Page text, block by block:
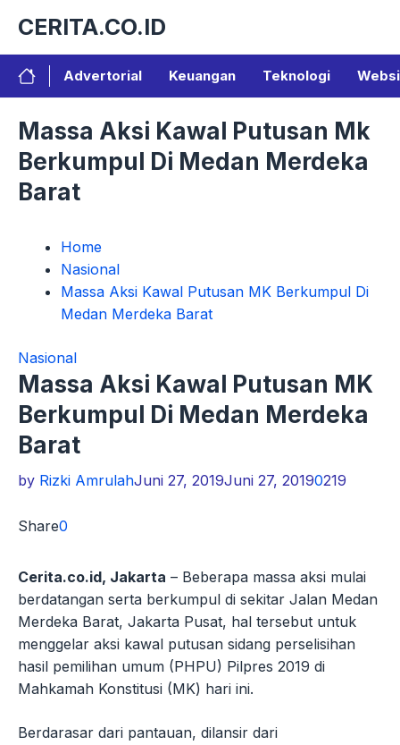
isi
CERITA.CO.ID
Advertorial Keuangan Teknologi
Massa Aksi Kawal Putusan Mk
Berkumpul Di Medan Merdeka
Barat
Home
Nasional
Massa Aksi Kawal Putusan MK Berkumpul Di
Medan Merdeka Barat
Nasional
Massa Aksi Kawal Putusan MK
Berkumpul Di Medan Merdeka
Barat
by Rizki AmrulahJuni 27, 2019Juni 27, 20190219
Share0
Cerita.co.id, Jakarta – Beberapa massa aksi mulai
berdatangan serta berkumpul di sekitar Jalan Medan
Merdeka Barat, Jakarta Pusat, hal tersebut untuk
menggelar aksi kawal putusan sidang perselisihan
hasil pemilihan umum (PHPU) Pilpres 2019 di
Mahkamah Konstitusi (MK) hari ini.
Berdarasar dari pantauan, dilansir dari